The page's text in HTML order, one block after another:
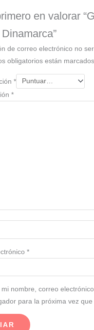
en valorar
de correo electrónico no
obligatorios están
*
*
*
nombre, correo
para la próxima vez que